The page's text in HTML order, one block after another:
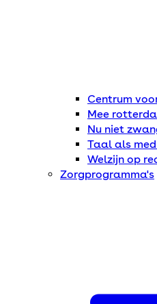
Centrum
Mee
Nu niet
Taal als
Welzijn op
Zorgprogramma's